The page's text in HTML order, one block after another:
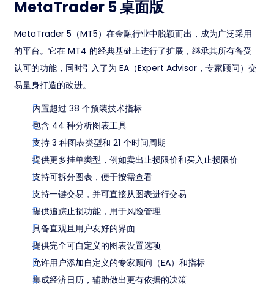
MetaTrader 5 桌面版
MetaTrader 5（MT5）在金融行业中脱颖而出，成为广泛采用
的平台。它在 MT4 的经典基础上进行了扩展，继承其所有备受
认可的功能，同时引入了为 EA（Expert Advisor，专家顾问）交
易量身打造的改进。
内置超过 38 个预装技术指标
包含 44 种分析图表工具
支持 3 种图表类型和 21 个时间周期
提供更多挂单类型，例如卖出止损限价和买入止损限价
支持可拆分图表，便于按需查看
支持一键交易，并可直接从图表进行交易
提供追踪止损功能，用于风险管理
具备直观且用户友好的界面
提供完全可自定义的图表设置选项
允许用户添加自定义的专家顾问（EA）和指标
集成经济日历，辅助做出更有依据的决策